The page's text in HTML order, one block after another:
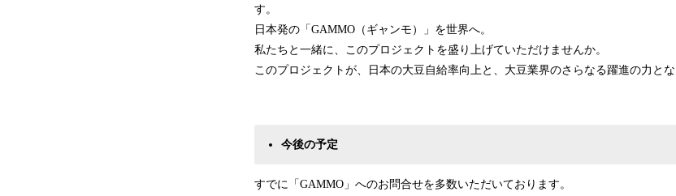
す。
日本発の「GAMMO（ギャンモ）」を世界へ。
私たちと一緒に、このプロジェクトを盛り上げていただけませんか。
このプロジェクトが、日本の大豆自給率向上と、大豆業界のさらなる躍進の力とな
今後の予定
すでに「GAMMO」へのお問合せを多数いただいております。